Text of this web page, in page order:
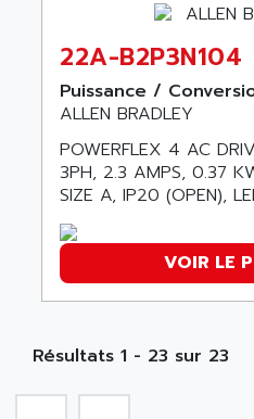
SCALANCE
SMC40
BKD
A16B
MIDIMASTER
SMC200
TELEFAST ABE7
AMADA
AMAN
AMAREX
AMAT
AMBERSIL
AMBRESIL
AMC
AMDV
AMERICAN
AMERICAN
22A-B2P3N104
Puissance /
ALLEN BRADLEY
POWERFLEX 4 AC
3PH, 2.3 AMPS, 0.37
SIZE A, IP20 (OPEN),
VOIR LE
Résultats 1 - 23 sur 23